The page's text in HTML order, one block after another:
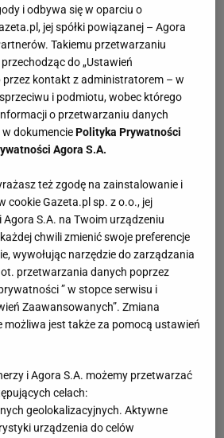
i odbywa się w oparciu o
jej spółki powiązanej – Agora
Takiemu przetwarzaniu
do „Ustawień
przez kontakt z administratorem – w
i podmiotu, wobec którego
o przetwarzaniu danych
w dokumenciePolityka Prywatności
Agora S.A.
też zgodę na zainstalowanie i
cookie Gazeta.pl sp. z o.o., jej
S.A. na Twoim urządzeniu
chwili zmienić swoje preferencje
wywołując narzędzie do zarządzania
przetwarzania danych poprzez
” w stopce serwisu i
Zaawansowanych”. Zmiana
możliwa jest także za pomocą ustawień
i Agora S.A. możemy przetwarzać
celach:
geolokalizacyjnych. Aktywne
urządzenia do celów